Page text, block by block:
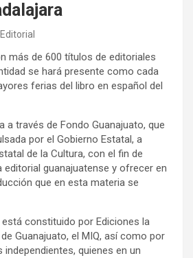
Editorial
más de 600 títulos de editoriales
se hará presente como cada
ferias del libro en español del
a través de Fondo Guanajuato, que
por el Gobierno Estatal, a
de la Cultura, con el fin de
guanajuatense y ofrecer en
que en esta materia se
está constituido por Ediciones la
de Guanajuato, el MIQ, así como por
quienes en un